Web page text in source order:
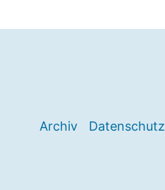
Archiv Datenschutz